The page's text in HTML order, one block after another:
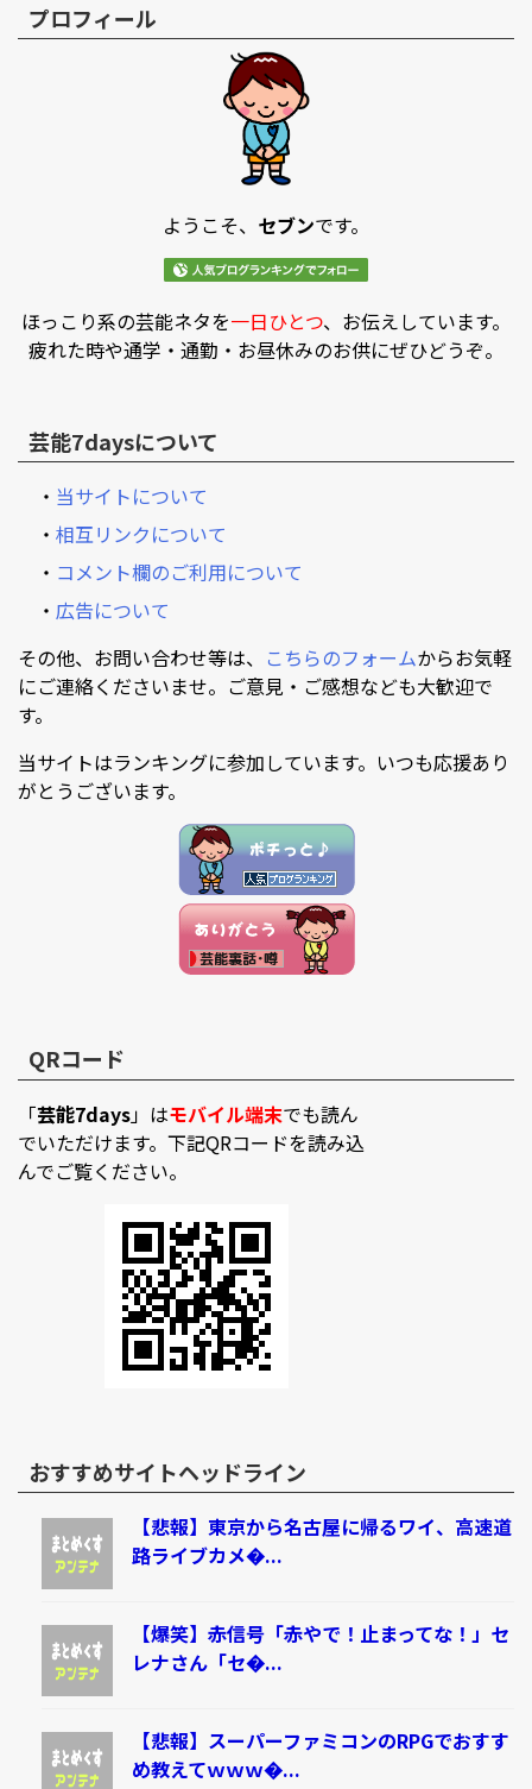
プロフィール
ようこそ、 セブンです。
ほっこり系の芸能ネタを一日ひとつ、お伝えしています。
疲れた時や通学・通勤・お昼休みのお供にぜひどうぞ。
芸能7daysについて
・ 当サイトについて
・ 相互リンクについて
・ コメント欄のご利用について
・ 広告について
その他、お問い合わせ等は、 こちらのフォームからお気軽
にご連絡くださいませ。ご意見・ご感想なども大歓迎で
す。
当サイトはランキングに参加しています。いつも応援あり
がとうございます。
QRコード
「芸能7days」はモバイル端末でも読ん
でいただけます。下記QRコードを読み込
んでご覧ください。
おすすめサイトヘッドライン
【悲報】東京から名古屋に帰るワイ、高速道
路ライブカメ�...
【爆笑】赤信号「赤やで！止まってな！」セ
レナさん「セ�...
【悲報】スーパーファミコンのRPGでおすす
め教えてｗｗｗ�...